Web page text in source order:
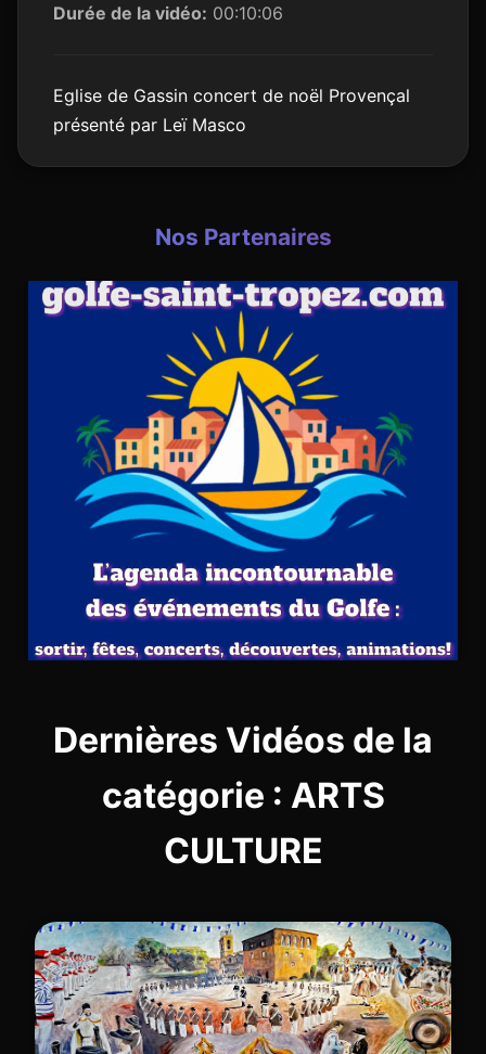
Durée de la vidéo: 00:10:06
Eglise de Gassin concert de noël Provençal
présenté par Leï Masco
Nos Partenaires
Dernières Vidéos de la
catégorie : ARTS
CULTURE